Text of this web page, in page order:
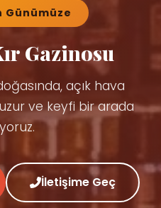
Günümüze
Gazinosu
açık hava
ve keyfi bir arada
İletişime Geç